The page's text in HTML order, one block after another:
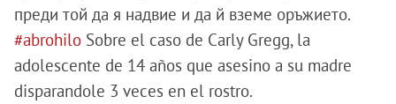
преди той да я надвие и да й вземе оръжието.
#abrohilo Sobre el caso de Carly Gregg, la
adolescente de 14 años que asesino a su madre
disparandole 3 veces en el rostro.